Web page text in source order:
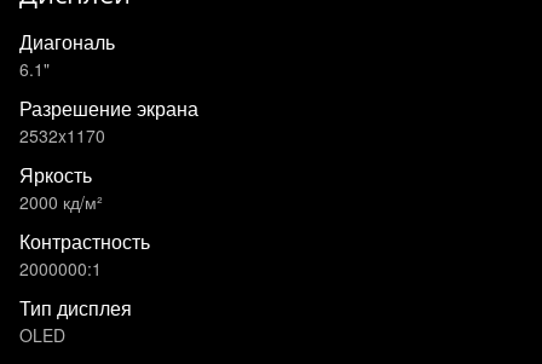
Диагональ
6.1"
Разрешение экрана
2532x1170
Яркость
2000 кд/м²
Контрастность
2000000:1
Тип дисплея
OLED